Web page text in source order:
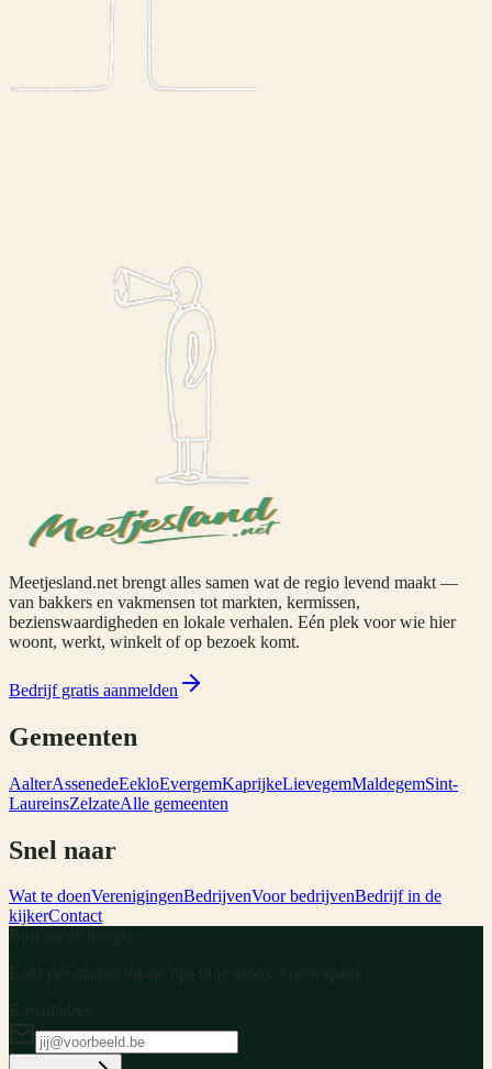
Meetjesland.net brengt alles samen wat de regio levend maakt —
van bakkers en vakmensen tot markten, kermissen,
bezienswaardigheden en lokale verhalen. Eén plek voor wie hier
woont, werkt, winkelt of op bezoek komt.
Bedrijf gratis aanmelden
Gemeenten
AalterAssenedeEekloEvergemKaprijkeLievegemMaldegemSint-
LaureinsZelzateAlle gemeenten
Snel naar
Wat te doenVerenigingenBedrijvenVoor bedrijvenBedrijf in de
kijkerContact